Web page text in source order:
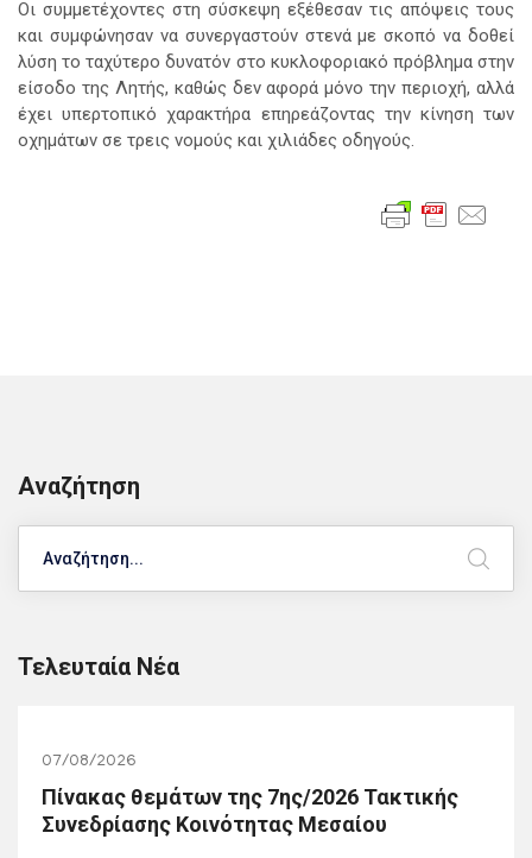
Οι συμμετέχοντες στη σύσκεψη εξέθεσαν τις απόψεις τους
και συμφώνησαν να συνεργαστούν στενά με σκοπό να δοθεί
λύση το ταχύτερο δυνατόν στο κυκλοφοριακό πρόβλημα στην
είσοδο της Λητής, καθώς δεν αφορά μόνο την περιοχή, αλλά
έχει υπερτοπικό χαρακτήρα επηρεάζοντας την κίνηση των
οχημάτων σε τρεις νομούς και χιλιάδες οδηγούς.
Αναζήτηση
Τελευταία Νέα
07/08/2026
Πίνακας θεμάτων της 7ης/2026 Τακτικής
Συνεδρίασης Κοινότητας Μεσαίου